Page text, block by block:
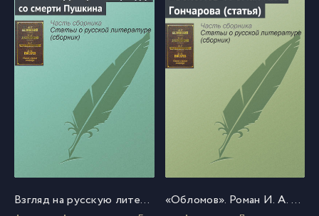
Взгляд на русскую литературу со смерти Пушкина «Обломов». Роман И. А. Гончарова (статья)